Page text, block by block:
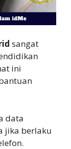
sangat
ini
data
jika berlaku